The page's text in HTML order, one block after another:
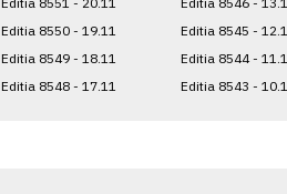
Editia 8550 - 19.11
Editia 8549 - 18.11
Editia 8548 - 17.11
Editia 8545 -
Editia 8544 -
Editia 8543 -